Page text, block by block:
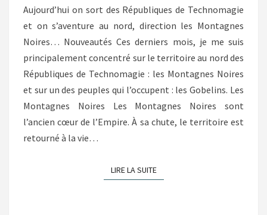
Aujourd’hui on sort des Républiques de Technomagie
et on s’aventure au nord, direction les Montagnes
Noires… Nouveautés Ces derniers mois, je me suis
principalement concentré sur le territoire au nord des
Républiques de Technomagie : les Montagnes Noires
et sur un des peuples qui l’occupent : les Gobelins. Les
Montagnes Noires Les Montagnes Noires sont
l’ancien cœur de l’Empire. À sa chute, le territoire est
retourné à la vie…
LIRE LA SUITELIRE LA SUITE